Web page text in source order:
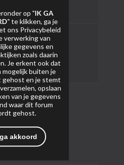
0
15
6228 - Neon Ghost
op "IK GA
" te klikken, ga je
ons Privacybeleid
verwerking van
gegevens en
zoals daarin
Je erkent ook dat
mogelijk buiten je
gehost en je stemt
opslaan
van je gegevens
waar dit forum
gehost.
akkoord